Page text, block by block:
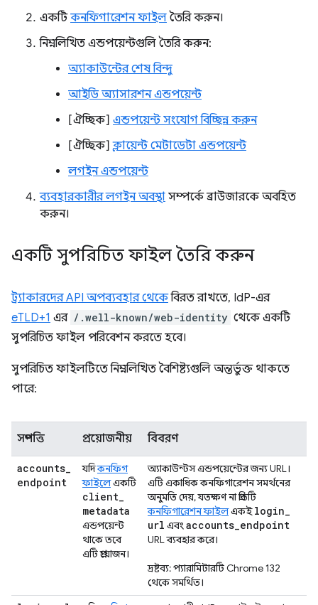
একটিকনফিগারেশন ফাইল তৈরি করুন।
নিম্নলিখিত এন্ডপয়েন্টগুলি তৈরি করুন:
অ্যাকাউন্টের শেষ বিন্দু
আইডি অ্যাসারশন এন্ডপয়েন্ট
[ঐচ্ছিক] এন্ডপয়েন্ট সংযোগ বিচ্ছিন্ন করুন
[ঐচ্ছিক]ক্লায়েন্ট মেটাডেটা এন্ডপয়েন্ট
লগইন এন্ডপয়েন্ট
ব্যবহারকারীর লগইন অবস্থা সম্পর্কে ব্রাউজারকে অবহিত
করুন।
একটি সুপরিচিত ফাইল তৈরি করুন
ট্র্যাকারদের API অপব্যবহার থেকেবিরত রাখতে, IdP-এর
eTLD+1 এর /.well-known/web-identity থেকে একটি
সুপরিচিত ফাইল পরিবেশন করতে হবে।
সুপরিচিত ফাইলটিতে নিম্নলিখিত বৈশিষ্ট্যগুলি অন্তর্ভুক্ত থাকতে
পারে:
সম্পত্তি প্রয়োজনীয় বিবরণ
accounts_
endpoint
যদিকনফিগ
ফাইলেএকটি
client_
metadata
এন্ডপয়েন্ট
থাকে তবে
এটি প্রয়োজন।
অ্যাকাউন্টস এন্ডপয়েন্টের জন্য URL।
এটি একাধিক কনফিগারেশন সমর্থনের
অনুমতি দেয়, যতক্ষণ না প্রতিটি
কনফিগারেশন ফাইলএকইlogin_
url এবংaccounts_endpoint
URL ব্যবহার করে।
দ্রষ্টব্য: প্যারামিটারটি Chrome 132
থেকে সমর্থিত।